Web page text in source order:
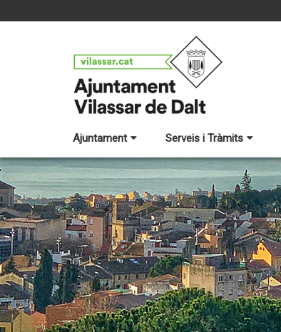
Ajuntament Serveis i Tràmits